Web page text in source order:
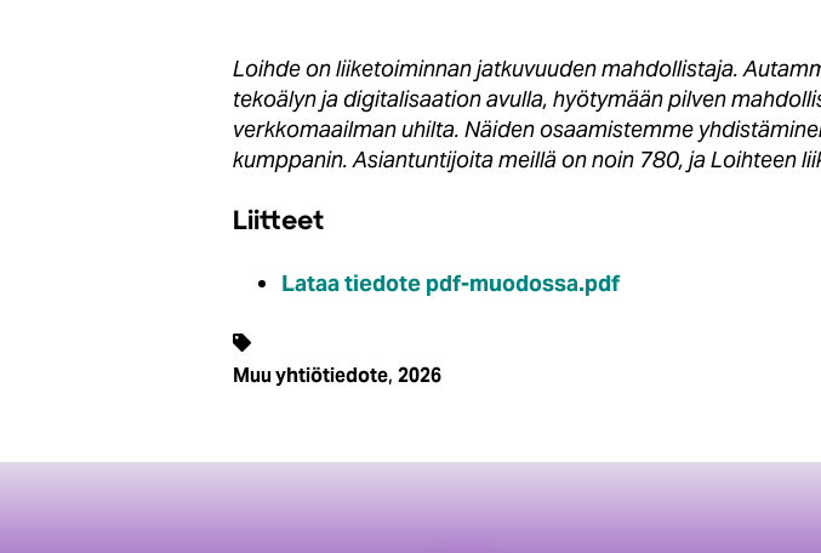
Loihde on liiketoiminnan jatkuvuuden mahdollistaja.
tekoälyn ja digitalisaation avulla, hyötymään pilven
verkkomaailman uhilta. Näiden osaamistemme
kumppanin. Asiantuntijoita meillä on noin 780, ja Loihteen
Liitteet
Lataa tiedote pdf-muodossa.pdf
Muu yhtiötiedote, 2026